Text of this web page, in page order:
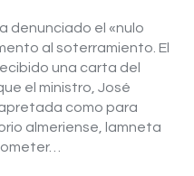
denunciado el «nulo
al soterramiento. El
una carta del
el ministro, José
como para
almeriense, lamneta